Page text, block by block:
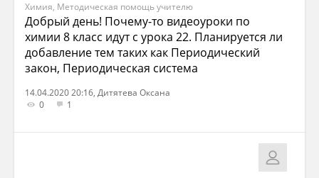
Химия, Методическая помощь учителю
Добрый день! Почему-то видеоуроки по
химии 8 класс идут с урока 22. Планируется ли
добавление тем таких как Периодический
закон, Периодическая система
14.04.2020 20:16, Дитятева Оксана
0
1